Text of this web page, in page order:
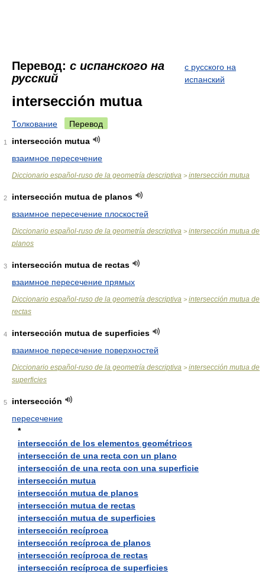
Перевод: с испанского на
русский
с русского на
испанский
intersección mutua
Толкование Перевод
1
intersección mutua
взаимное пересечение
Diccionario español-ruso de la geometría descriptiva > intersección mutua
2
intersección mutua de planos
взаимное пересечение плоскостей
Diccionario español-ruso de la geometría descriptiva > intersección mutua de
planos
3
intersección mutua de rectas
взаимное пересечение прямых
Diccionario español-ruso de la geometría descriptiva > intersección mutua de
rectas
4
intersección mutua de superficies
взаимное пересечение поверхностей
Diccionario español-ruso de la geometría descriptiva > intersección mutua de
superficies
5
intersección
пересечение
*
intersección de los elementos geométricos
intersección de una recta con un plano
intersección de una recta con una superficie
intersección mutua
intersección mutua de planos
intersección mutua de rectas
intersección mutua de superficies
intersección recíproca
intersección recíproca de planos
intersección recíproca de rectas
intersección recíproca de superficies